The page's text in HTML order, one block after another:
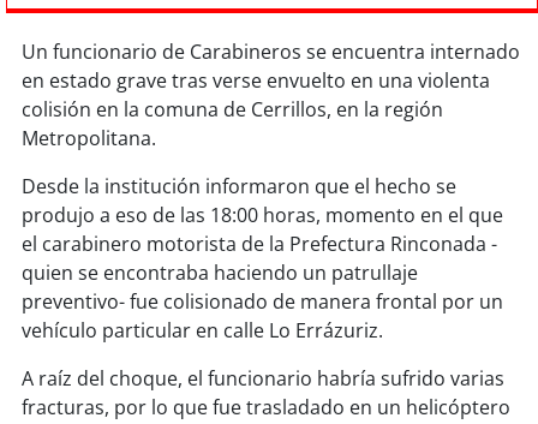
soyantofagasta
soycopiapó
soy valparaíso
soyquillota
soysanantonio
soysancarlos
Un funcionario de Carabineros se encuentra internado
en estado grave tras verse envuelto en una violenta
colisión en la comuna de Cerrillos, en la región
Metropolitana.
Desde la institución informaron que el hecho se
produjo a eso de las 18:00 horas, momento en el que
el carabinero motorista de la Prefectura Rinconada -
quien se encontraba haciendo un patrullaje
preventivo- fue colisionado de manera frontal por un
vehículo particular en calle Lo Errázuriz.
A raíz del choque, el funcionario habría sufrido varias
fracturas, por lo que fue trasladado en un helicóptero